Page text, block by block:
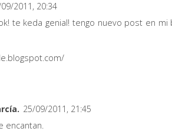
2011, 20:34
te keda genial! tengo nuevo post en mi
25/09/2011, 21:45
encantan.